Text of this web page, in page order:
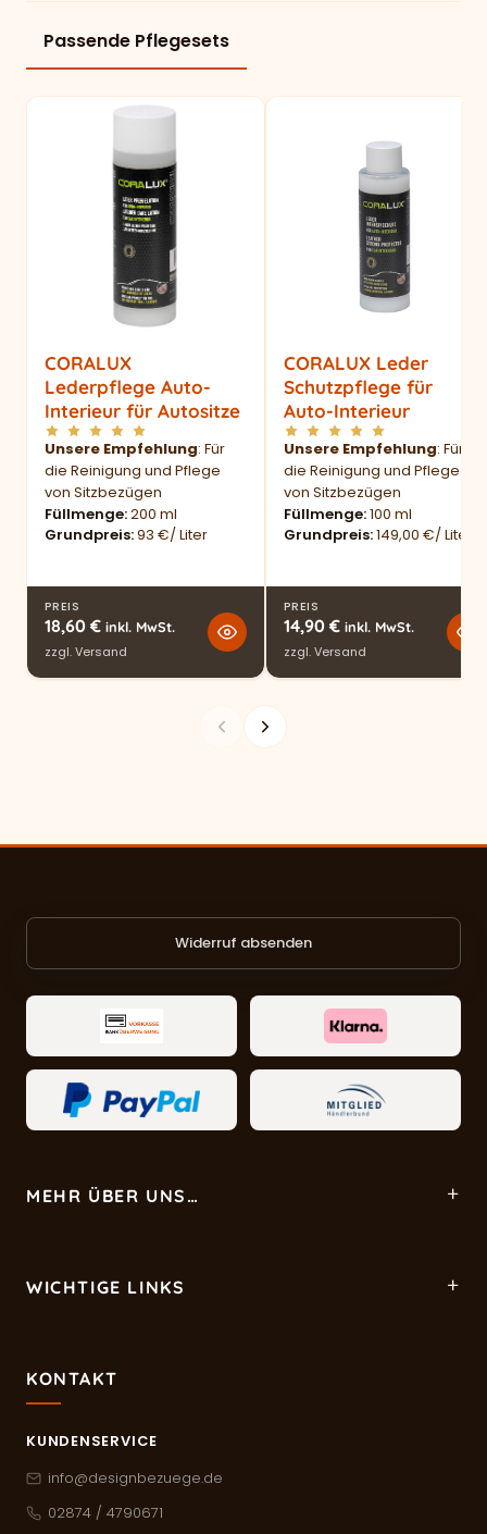
Passende Pflegesets
CORALUX
Lederpflege Auto-
Interieur für Autositze
Unsere Empfehlung: Für
die Reinigung und Pflege
von Sitzbezügen
Füllmenge 200 ml
Grundpreis 93 €/ Liter
PREIS
18,60 € inkl. MwSt.
zzgl.Versand
CORALUX Leder
Schutzpflege für
Auto-Interieur
Unsere Empfehlung: Für
die Reinigung und Pflege
von Sitzbezügen
Füllmenge 100 ml
Grundpreis 149,00 €/ Liter
PREIS
14,90 € inkl. MwSt.
zzgl.Versand
Widerruf absenden
MEHR ÜBER UNS…
WICHTIGE LINKS
KONTAKT
KUNDENSERVICE
info@designbezuege.de
02874 / 4790671